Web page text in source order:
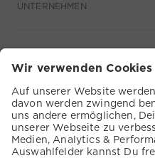
UNTERNEHMEN
KUNDENSERVICE